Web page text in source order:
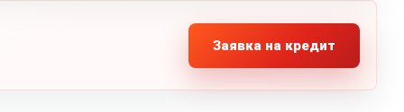
Заявка на кредит